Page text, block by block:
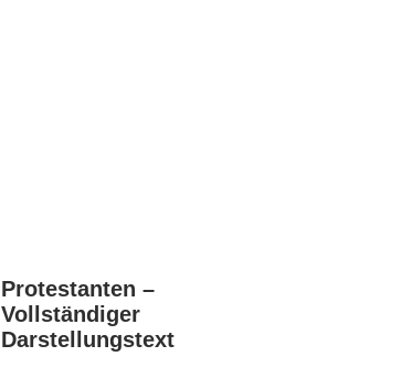
Protestanten –
Vollständiger
Darstellungstext